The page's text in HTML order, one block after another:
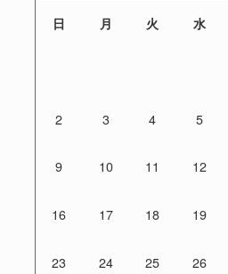
日 月 火 水
2 3 4 5
9 10 11 12
16 17 18 19
23 24 25 26